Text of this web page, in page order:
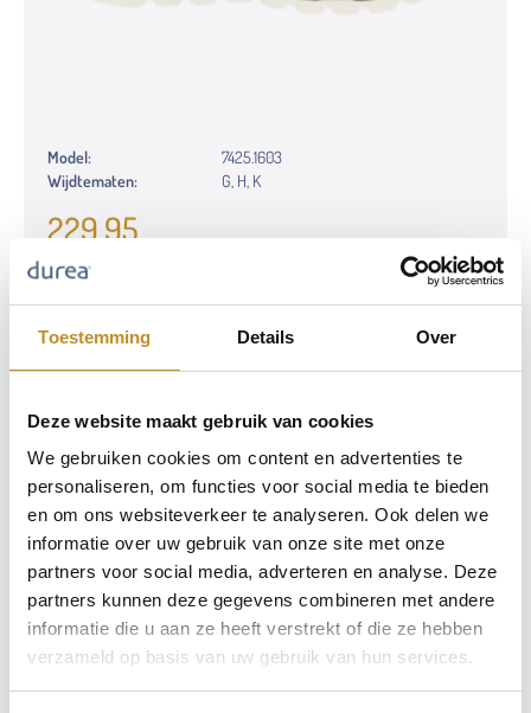
Toestemming Details Over
Deze website maakt gebruik van cookies
We gebruiken cookies om content en advertenties te
personaliseren, om functies voor social media te bieden
en om ons websiteverkeer te analyseren. Ook delen we
informatie over uw gebruik van onze site met onze
partners voor social media, adverteren en analyse. Deze
partners kunnen deze gegevens combineren met andere
informatie die u aan ze heeft verstrekt of die ze hebben
verzameld op basis van uw gebruik van hun services.
Model:
7425.1603
Wijdtematen:
G, H, K
229,95